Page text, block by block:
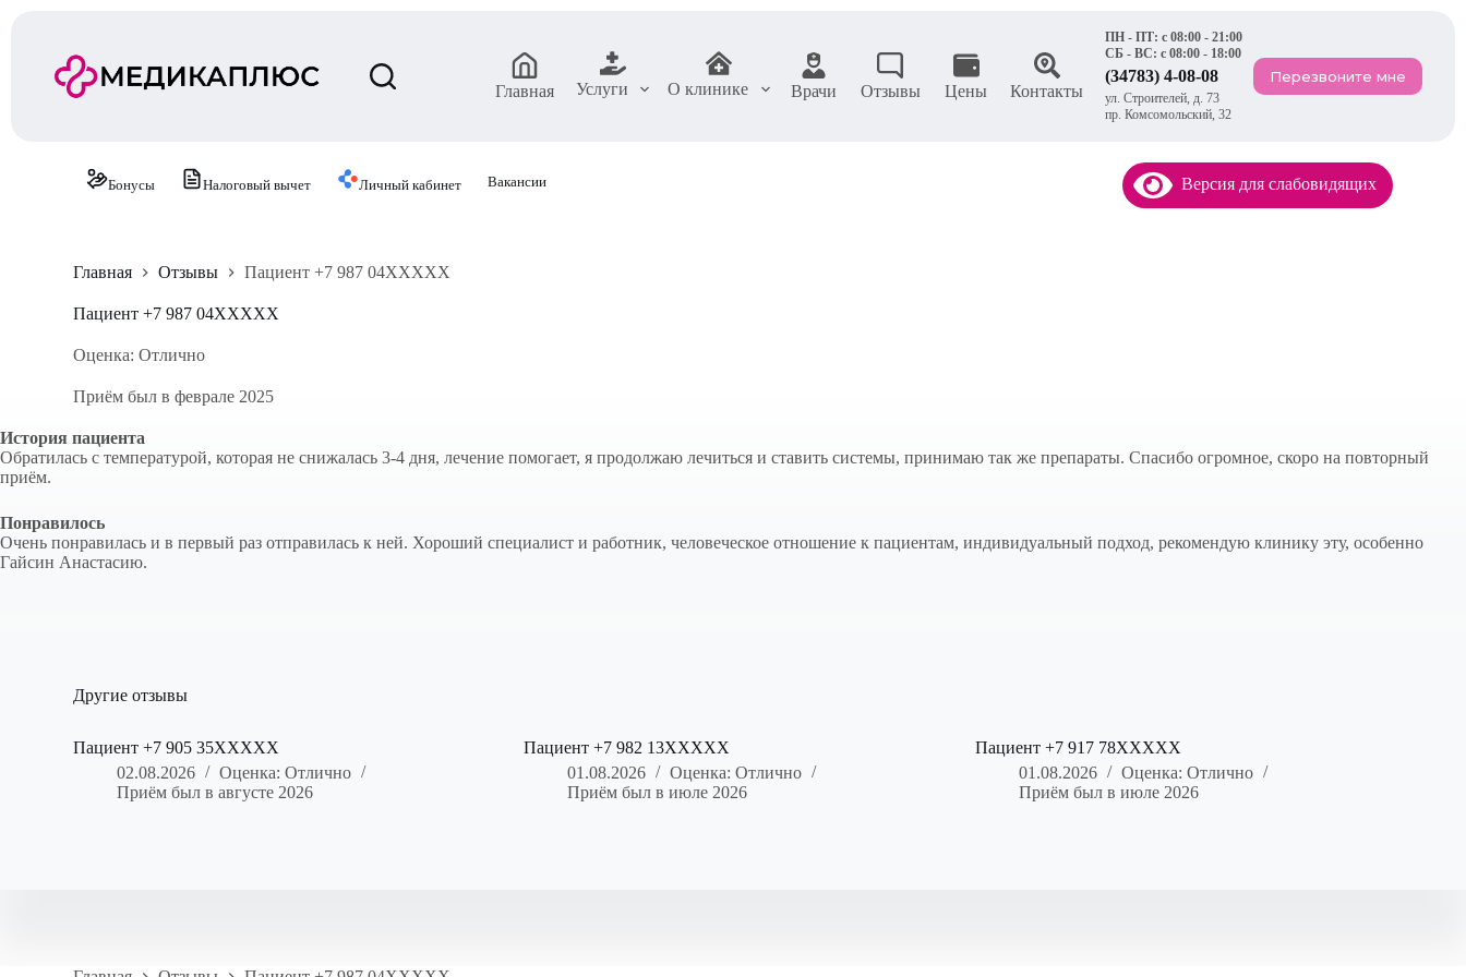
Главная Услуги О клинике Врачи Отзывы Цены Контакты
ПН - ПТ: с 08:00 - 21:00
СБ - ВС: с 08:00 - 18:00
(34783) 4-08-08
ул. Строителей, д. 73
пр. Комсомольский, 32
Перезвоните мне
Бонусы Налоговый вычет Личный кабинет Вакансии Версия для слабовидящих
Главная Отзывы Пациент +7 987 04XXXXX
Пациент +7 987 04XXXXX
Оценка: Отлично
Приём был в феврале 2025
История пациента
Обратилась с температурой, которая не снижалась 3-4 дня, лечение помогает, я продолжаю лечиться и ставить системы, принимаю так же препараты. Спасибо огромное, скоро на повторный
приём.
Понравилось
Очень понравилась и в первый раз отправилась к ней. Хороший специалист и работник, человеческое отношение к пациентам, индивидуальный подход, рекомендую клинику эту, особенно
Гайсин Анастасию.
Другие отзывы
Пациент +7 905 35XXXXX
02.08.2026
Оценка: Отлично
Приём был в августе 2026
Пациент +7 982 13XXXXX
01.08.2026
Оценка: Отлично
Приём был в июле 2026
Пациент +7 917 78XXXXX
01.08.2026
Оценка: Отлично
Приём был в июле 2026